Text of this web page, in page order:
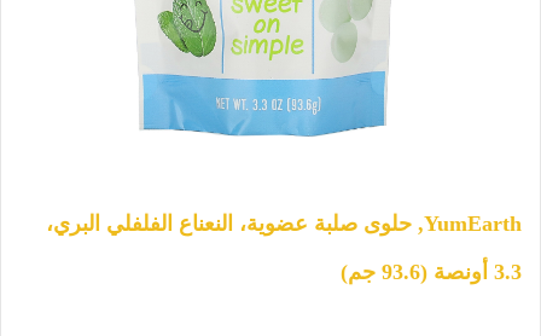
YumEarth, حلوى صلبة عضوية، النعناع الفلفلي البري،
3.3 أونصة (93.6 جم)